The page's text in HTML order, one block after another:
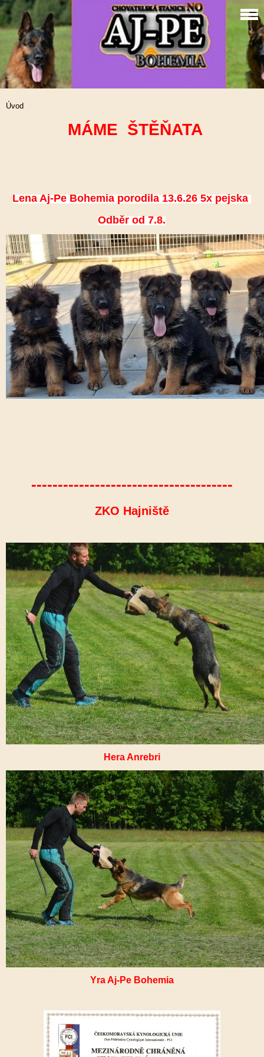
Úvod
MÁME ŠTĚŇATA
Lena Aj-Pe Bohemia porodila 13.6.26 5x pejska
Odběr od 7.8.
--------------------------------------
ZKO Hajniště
Hera Anrebri
Yra Aj-Pe Bohemia